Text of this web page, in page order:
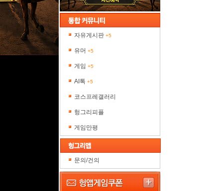
자유게시판 +5
유머 +5
게임 +5
AI톡 +5
코스프레갤러리
헝그리피플
게임만평
문의/건의